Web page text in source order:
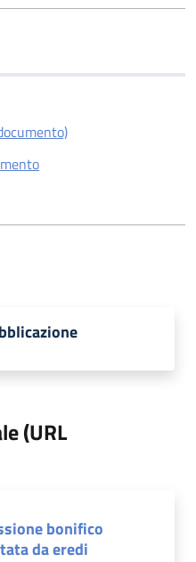
(URL
bonifico
da eredi